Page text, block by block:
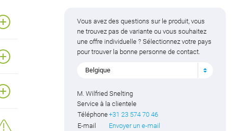
Vous avez des questions sur le produit, vous
ne trouvez pas de variante ou vous souhaitez
une offre individuelle ? Sélectionnez votre pays
pour trouver la bonne personne de contact.
Belgique
M. Wilfried Snelting
Service à la clientele
Téléphone+31 23 574 70 46
E-mail
Envoyer un e-mail